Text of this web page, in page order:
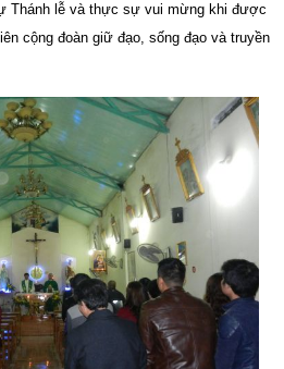
Thánh lễ và thực sự vui mừng khi được
cộng đoàn giữ đạo, sống đạo và truyền